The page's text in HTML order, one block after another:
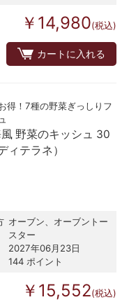
￥14,980(税込)
カートに入れる
得！7種の野菜ぎっしりフ
風 野菜のキッシュ 30
ィテラネ）
オーブン、オーブントー
スター
2027年06月23日
144 ポイント
￥15,552(税込)